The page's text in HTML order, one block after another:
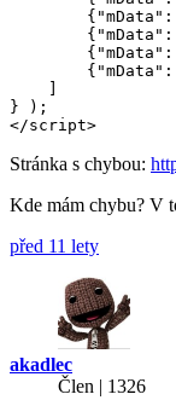
} );
</script>
Stránka s chybou:
Kde mám chybu? V
před 11 lety
akadlec
Člen | 1326